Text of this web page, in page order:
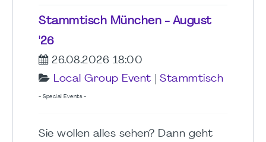
Stammtisch München - August
'26
26.08.2026 18:00
Local Group Event
Stammtisch
- Special Events -
Sie wollen alles sehen? Dann geht